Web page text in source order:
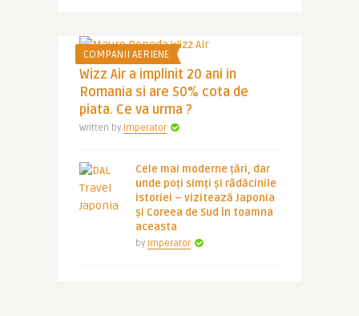
COMPANII AERIENE
Wizz Air a implinit 20 ani in
Romania si are 50% cota de
piata. Ce va urma ?
Written by Imperator
Cele mai moderne țări, dar
unde poți simți și rădăcinile
istoriei – vizitează Japonia
și Coreea de Sud în toamna
aceasta
by Imperator